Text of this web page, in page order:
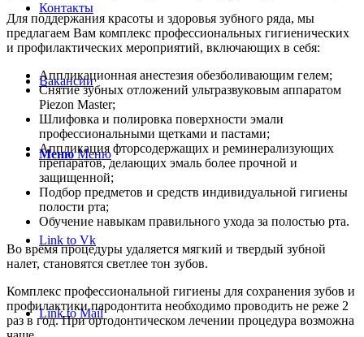
Контакты
Вакансии
Меню Меню
Link to Vk
Link to Mail
Для поддержания красоты и здоровья зубного ряда, мы
предлагаем Вам комплекс профессиональных гигиенических
и профилактических мероприятий, включающих в себя:
Аппликационная анестезия обезболивающим гелем;
Снятие зубных отложений ультразвуковым аппаратом
Piezon Master;
Шлифовка и полировка поверхности эмали
профессиональными щетками и пастами;
Аппликация фторсодержащих и реминерализующих
препаратов, делающих эмаль более прочной и
защищенной;
Подбор предметов и средств индивидуальной гигиены
полости рта;
Обучение навыкам правильного ухода за полостью рта.
Во время процедуры удаляется мягкий и твердый зубной
налет, становятся светлее тон зубов.
Комплекс профессиональной гигиены для сохранения зубов и
профилактики пародонтита необходимо проводить не реже 2
раз в год. При ортодонтическом лечении процедура возможна